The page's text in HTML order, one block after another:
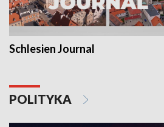
Schlesien Journal
POLITYKA